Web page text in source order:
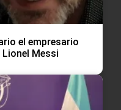
el empresario
Messi